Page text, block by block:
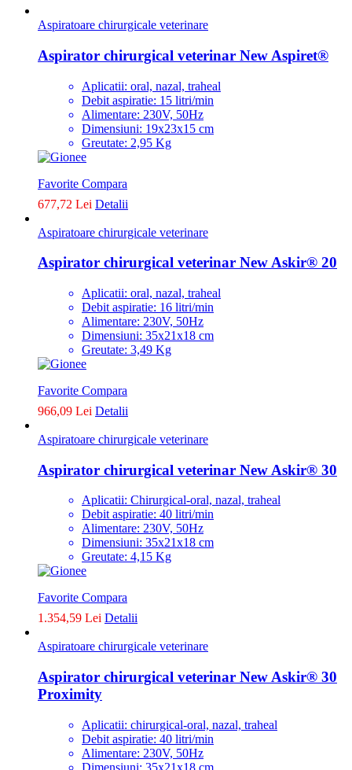
Aspiratoare chirurgicale veterinare
Aspirator chirurgical veterinar New Aspiret®
Aplicatii: oral, nazal, traheal
Debit aspiratie: 15 litri/min
Alimentare: 230V, 50Hz
Dimensiuni: 19x23x15 cm
Greutate: 2,95 Kg
Favorite Compara
677,72 Lei Detalii
Aspiratoare chirurgicale veterinare
Aspirator chirurgical veterinar New Askir® 20
Aplicatii: oral, nazal, traheal
Debit aspiratie: 16 litri/min
Alimentare: 230V, 50Hz
Dimensiuni: 35x21x18 cm
Greutate: 3,49 Kg
Favorite Compara
966,09 Lei Detalii
Aspiratoare chirurgicale veterinare
Aspirator chirurgical veterinar New Askir® 30
Aplicatii: Chirurgical-oral, nazal, traheal
Debit aspiratie: 40 litri/min
Alimentare: 230V, 50Hz
Dimensiuni: 35x21x18 cm
Greutate: 4,15 Kg
Favorite Compara
1.354,59 Lei Detalii
Aspiratoare chirurgicale veterinare
Aspirator chirurgical veterinar New Askir® 30
Proximity
Aplicatii: chirurgical-oral, nazal, traheal
Debit aspiratie: 40 litri/min
Alimentare: 230V, 50Hz
Dimensiuni: 35x21x18 cm